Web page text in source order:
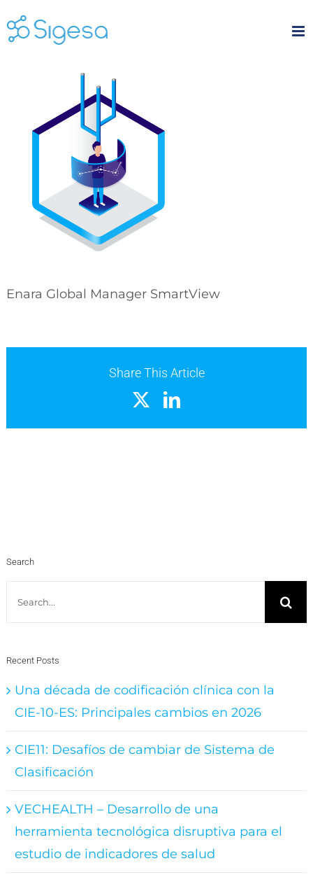
to
Enara Global Manager SmartView
Share This Article
LinkedIn
Search
Recent Posts
Una década de codificación clínica con la
CIE-10-ES: Principales cambios en 2026
CIE11: Desafíos de cambiar de Sistema de
Clasificación
VECHEALTH – Desarrollo de una
herramienta tecnológica disruptiva para el
estudio de indicadores de salud